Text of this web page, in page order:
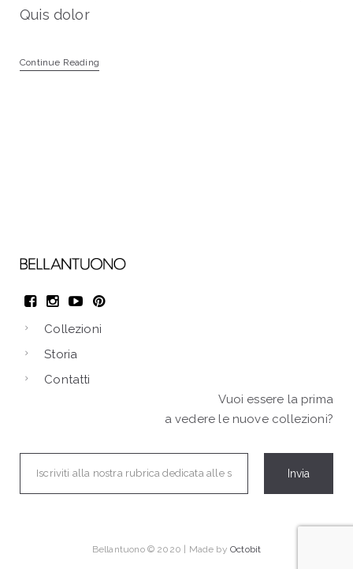
Quis dolor
Continue Reading
Collezioni
Storia
Contatti
Vuoi essere la prima
a vedere le nuove collezioni?
Bellantuono © 2020 | Made by Octobit